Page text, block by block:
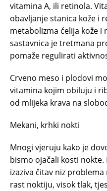
vitamina A, ili retinola.
obavljanje stanica kože i
metabolizma ćelija kože i
sastavnica je tretmana
pomaže regulirati
Crveno meso i plodovi
vitamina kojim obiluju i
od mlijeka krava na
Mekani, krhki nokti
Mnogi vjeruju kako je
bismo ojačali kosti nokte.
izaziva čitav niz
rast noktiju, visok tlak,